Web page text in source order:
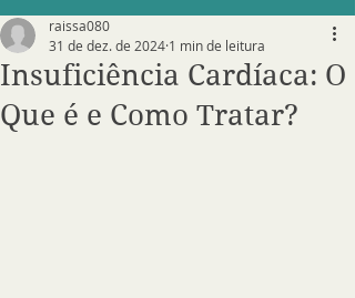
Insuficiência Cardíaca: O
Que é e Como Tratar?
raissa080
31 de dez. de 2024 1 min de leitura